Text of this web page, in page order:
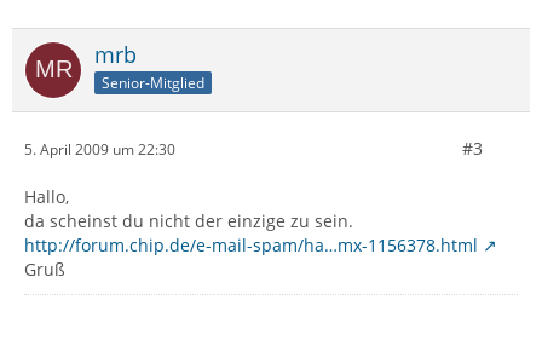
mrb
Senior-Mitglied
5. April 2009 um 22:30 #3
Hallo,
da scheinst du nicht der einzige zu sein.
http://forum.chip.de/e-mail-spam/ha…mx-1156378.html
Gruß